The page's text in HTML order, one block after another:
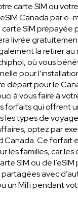
carte SIM ou
Canada par e-
SIM prépayée
livrée
la retirer au
où vous
pour
départ pour le
à vous faire à
forfaits qui offrent
les types de
optez par
Canada. Ce forfait
les familles, car les
SIM ou de
avec
un Mifi pendant